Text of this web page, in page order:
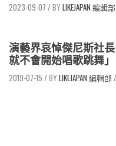
2023-09-07 / LIKEJAPAN 編輯部
演藝界哀悼傑尼斯社
就不會開始唱歌跳舞」
2019-07-15 / LIKEJAPAN 編輯部/